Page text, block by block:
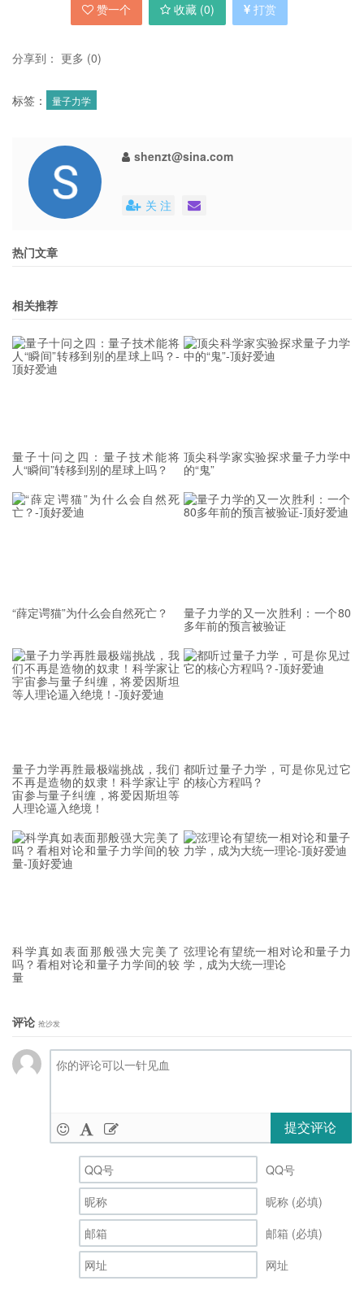
按此理论，意识不会死亡，没有身体还是会有意识
的存在。意识存在于时空的拘束之外，它跟量子物
可以同时存在。在一个宇宙里你的身体死亡后，另
一个宇宙会吸收你的意识然后继续存在。
的多重宇宙的证据。比如科学家发现了宇宙微波背
解释。部分理论认为：宇宙微波背景辐射的存在表
示我们被附近的宇宙所影响，而这样的宇宙可能正
是与我们纠缠的平行宇宙。
灵魂的科学解释
Penrose提出：意识存在于脑细胞里的微管里面
(量子资料主要的处理区域)。死亡时这些资料与意
识会一起离开身体。我们的意识会稳定存在是因为
这些微管引发的量子引力效应。
这些理论在濒死研究中获得一定证实，似乎也能解
释灵体投射、轮回等等现象。或许我们意识的能量
在某个时间会被回收到另一个身体，在这之前它会
存在于身体之外的某种现实里面，也有可能是另一
个宇宙里面。
赞一个 收藏 (0) 打赏
分享到： 更多 (0)
标签： 量子力学
shenzt@sina.com
关 注
热门文章
相关推荐
量子十问之四：量子技术能将
人“瞬间”转移到别的星球上吗？
顶尖科学家实验探求量子力学中
的“鬼”
“薛定谔猫”为什么会自然死亡？
量子力学的又一次胜利：一个80
多年前的预言被验证
量子力学再胜最极端挑战，我们
不再是造物的奴隶！科学家让宇
宙参与量子纠缠，将爱因斯坦等
人理论逼入绝境！
都听过量子力学，可是你见过它
的核心方程吗？
科学真如表面那般强大完美了
吗？看相对论和量子力学间的较
量
弦理论有望统一相对论和量子力
学，成为大统一理论
评论 抢沙发
提交评论
QQ号
昵称 (必填)
邮箱 (必填)
网址